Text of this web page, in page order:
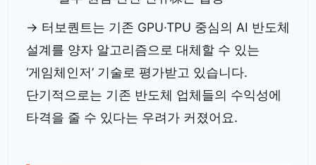
→ 터보퀀트는 기존 GPU·TPU 중심의 AI 반도체
설계를 양자 알고리즘으로 대체할 수 있는
‘게임체인저’ 기술로 평가받고 있습니다.
단기적으로는 기존 반도체 업체들의 수익성에
타격을 줄 수 있다는 우려가 커졌어요.